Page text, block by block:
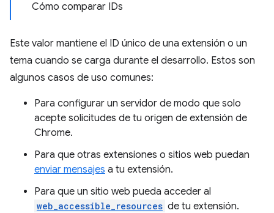
Cómo comparar IDs
Este valor mantiene el ID único de una extensión o un
tema cuando se carga durante el desarrollo. Estos son
algunos casos de uso comunes:
Para configurar un servidor de modo que solo
acepte solicitudes de tu origen de extensión de
Chrome.
Para que otras extensiones o sitios web puedan
enviar mensajes a tu extensión.
Para que un sitio web pueda acceder al
web_accessible_resources de tu extensión.